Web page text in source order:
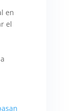
en
el